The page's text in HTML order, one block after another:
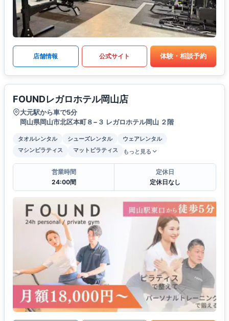
店舗情報 公式サイト 体験・相談予約
FOUNDレガロホテル岡山店
大元駅から車で5分
岡山県岡山市北区本町８−３ レガロホテル岡山 ２階
タオルレンタル シューズレンタル
ウェアレンタル
マシンピラティス
マットピラティス もっと見る
営業時間
24:00間
定休日
定休日なし